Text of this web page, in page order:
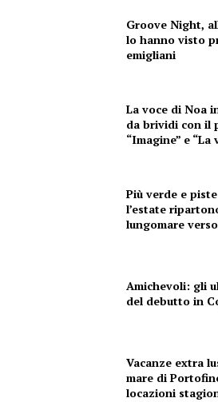
Groove Night,
lo hanno visto
emigliani
La voce di Noa
da brividi con il
“Imagine” e “La
Più verde e
l’estate
lungomare
Amichevoli: gli
del debutto in
Vacanze extra
mare di
locazioni